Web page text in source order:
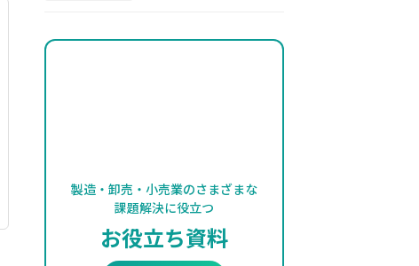
製造・卸売・小売業のさまざまな
課題解決に役立つ
お役立ち資料